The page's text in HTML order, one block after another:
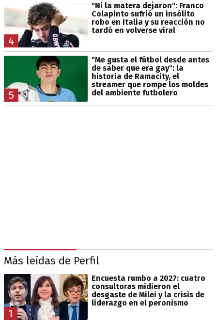
4
"Ni la matera dejaron": Franco
Colapinto sufrió un insólito
robo en Italia y su reacción no
tardó en volverse viral
5
"Me gusta el fútbol desde antes
de saber que era gay": la
historia de Ramacity, el
streamer que rompe los moldes
del ambiente futbolero
Más leídas de Perfil
1
Encuesta rumbo a 2027: cuatro
consultoras midieron el
desgaste de Milei y la crisis de
liderazgo en el peronismo